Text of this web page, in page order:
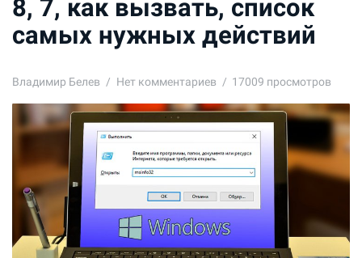
8, 7, как вызвать, список
самых нужных действий
Владимир Белев Нет комментариев 17009 просмотров